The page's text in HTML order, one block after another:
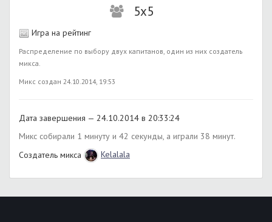
5x5
Игра на рейтинг
Распределение по выбору двух капитанов, один из них создатель
микса.
Микс создан 24.10.2014, 19:53
Дата завершения — 24.10.2014 в 20:33:24
Микс собирали 1 минуту и 42 секунды, а играли 38 минут.
Создатель микса
Kelalala